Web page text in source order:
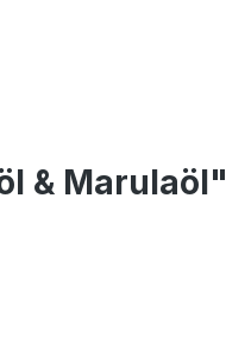
& Marulaöl"